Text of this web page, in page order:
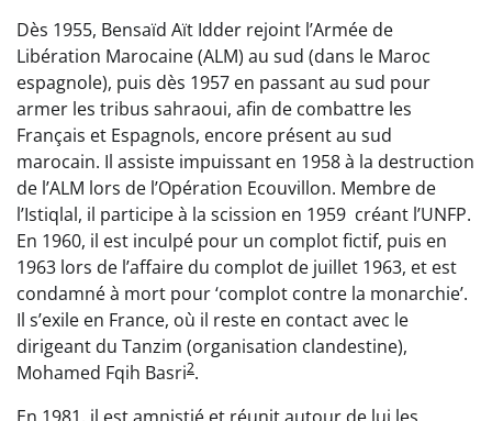
Dès 1955, Bensaïd Aït Idder rejoint l’Armée de
Libération Marocaine (ALM) au sud (dans le Maroc
espagnole), puis dès 1957 en passant au sud pour
armer les tribus sahraoui, afin de combattre les
Français et Espagnols, encore présent au sud
marocain. Il assiste impuissant en 1958 à la destruction
de l’ALM lors de l’Opération Ecouvillon. Membre de
l’Istiqlal, il participe à la scission en 1959 créant l’UNFP.
En 1960, il est inculpé pour un complot fictif, puis en
1963 lors de l’affaire du complot de juillet 1963, et est
condamné à mort pour ‘complot contre la monarchie’.
Il s’exile en France, où il reste en contact avec le
dirigeant du Tanzim (organisation clandestine),
Mohamed Fqih Basri2.